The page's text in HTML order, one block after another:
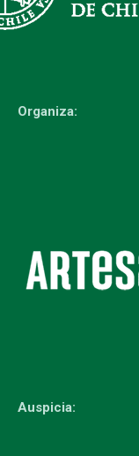
Organiza:
Auspicia: